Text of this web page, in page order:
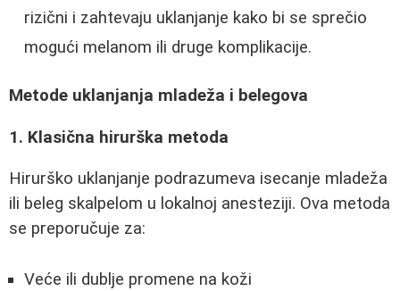
rizični i zahtevaju uklanjanje kako bi se sprečio
mogući melanom ili druge komplikacije.
Metode uklanjanja mladeža i belegova
1. Klasična hirurška metoda
Hirurško uklanjanje podrazumeva isecanje mladeža
ili beleg skalpelom u lokalnoj anesteziji. Ova metoda
se preporučuje za:
Veće ili dublje promene na koži